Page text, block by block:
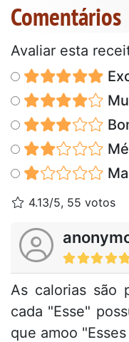
Comentários
Avaliar esta
4.13/5, 55 votos
As calorias são
cada "Esse"
que amoo